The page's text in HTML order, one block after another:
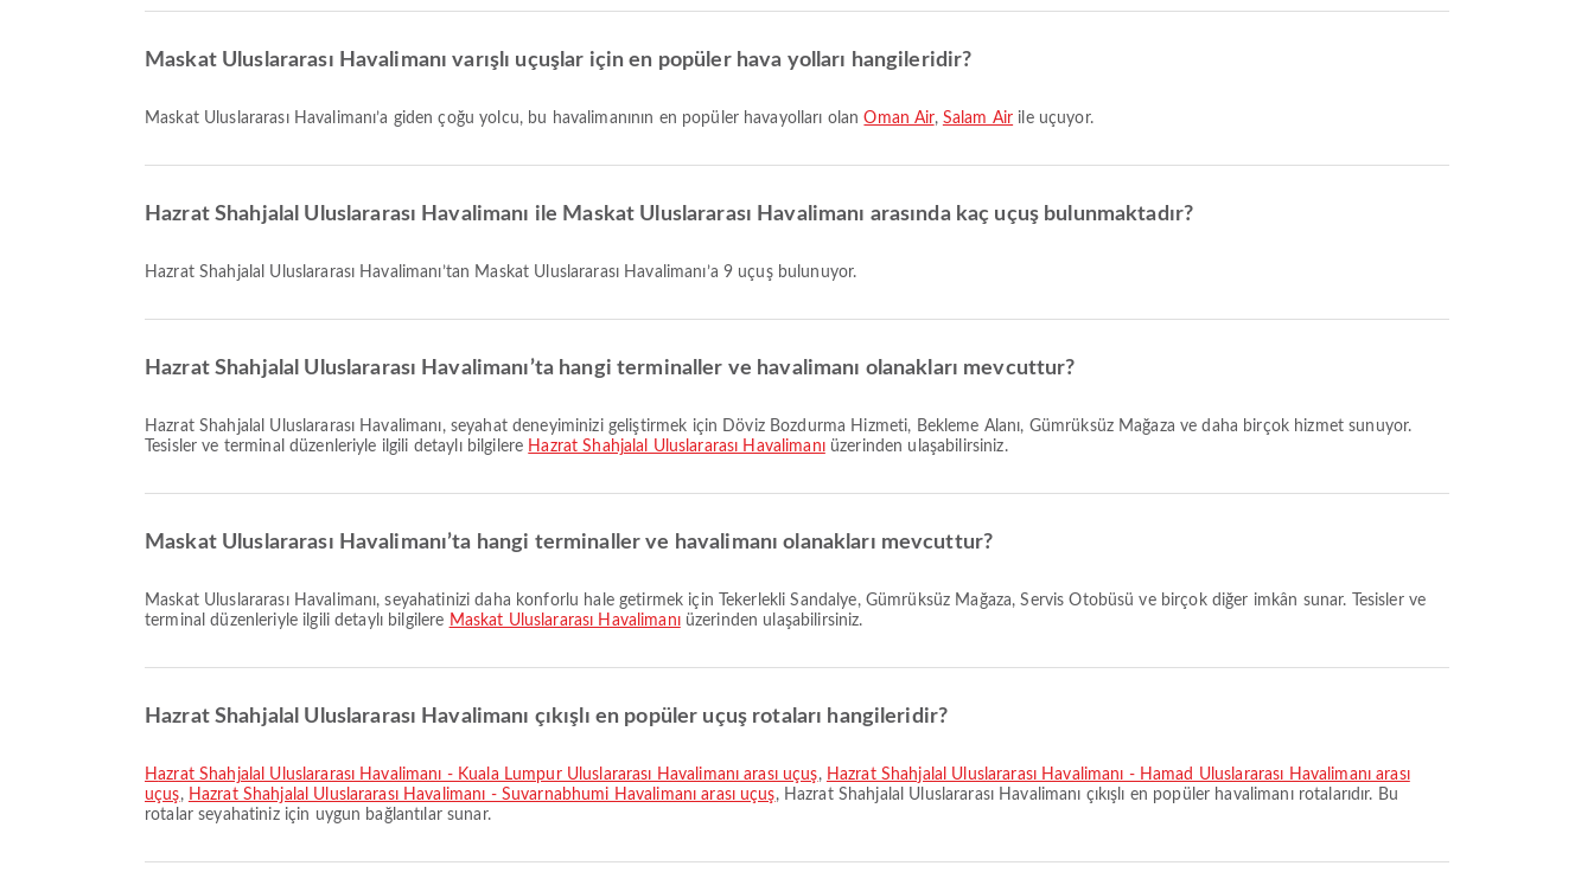
Maskat Uluslararası Havalimanı varışlı uçuşlar için en popüler hava yolları hangileridir?
Maskat Uluslararası Havalimanı’a giden çoğu yolcu, bu havalimanının en popüler havayolları olanOman Air, Salam Air ile uçuyor.
Hazrat Shahjalal Uluslararası Havalimanı ile Maskat Uluslararası Havalimanı arasında kaç uçuş bulunmaktadır?
Hazrat Shahjalal Uluslararası Havalimanı’tan Maskat Uluslararası Havalimanı’a 9 uçuş bulunuyor.
Hazrat Shahjalal Uluslararası Havalimanı’ta hangi terminaller ve havalimanı olanakları mevcuttur?
Hazrat Shahjalal Uluslararası Havalimanı, seyahat deneyiminizi geliştirmek için Döviz Bozdurma Hizmeti, Bekleme Alanı, Gümrüksüz Mağaza ve daha birçok hizmet sunuyor.
Tesisler ve terminal düzenleriyle ilgili detaylı bilgilere Hazrat Shahjalal Uluslararası Havalimanıüzerinden ulaşabilirsiniz.
Maskat Uluslararası Havalimanı’ta hangi terminaller ve havalimanı olanakları mevcuttur?
Maskat Uluslararası Havalimanı, seyahatinizi daha konforlu hale getirmek için Tekerlekli Sandalye, Gümrüksüz Mağaza, Servis Otobüsü ve birçok diğer imkân sunar. Tesisler ve
terminal düzenleriyle ilgili detaylı bilgilere Maskat Uluslararası Havalimanıüzerinden ulaşabilirsiniz.
Hazrat Shahjalal Uluslararası Havalimanı çıkışlı en popüler uçuş rotaları hangileridir?
Hazrat Shahjalal Uluslararası Havalimanı - Kuala Lumpur Uluslararası Havalimanı arası uçuş, Hazrat Shahjalal Uluslararası Havalimanı - Hamad Uluslararası Havalimanı arası
uçuş, Hazrat Shahjalal Uluslararası Havalimanı - Suvarnabhumi Havalimanı arası uçuş, Hazrat Shahjalal Uluslararası Havalimanı çıkışlı en popüler havalimanı rotalarıdır. Bu
rotalar seyahatiniz için uygun bağlantılar sunar.